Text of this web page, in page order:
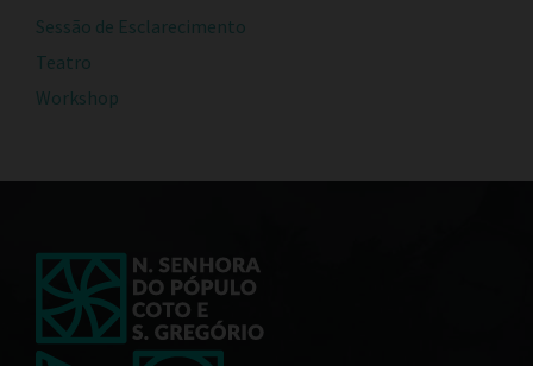
Sessão de Esclarecimento
Teatro
Workshop